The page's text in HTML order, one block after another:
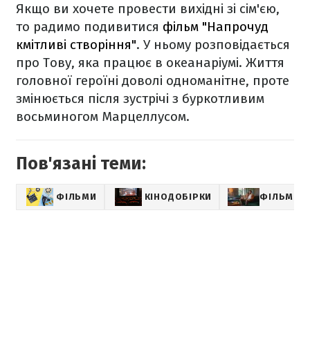
Якщо ви хочете провести вихідні зі сім'єю,
то радимо подивитися фільм "Напрочуд
кмітливі створіння". У ньому розповідається
про Тову, яка працює в океанаріумі. Життя
головної героїні доволі одноманітне, проте
змінюється після зустрічі з буркотливим
восьминогом Марцеллусом.
Пов'язані теми:
ФІЛЬМИ КІНОДОБІРКИ ФІЛЬМИ